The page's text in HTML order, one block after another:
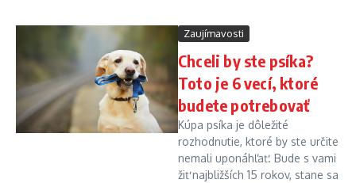
Zaujímavosti
Chceli by ste psíka?
Toto je 6 vecí, ktoré
budete potrebovať
Kúpa psíka je dôležité
rozhodnutie, ktoré by ste určite
nemali uponáhľať. Bude s vami
žiť najbližších 15 rokov, stane sa